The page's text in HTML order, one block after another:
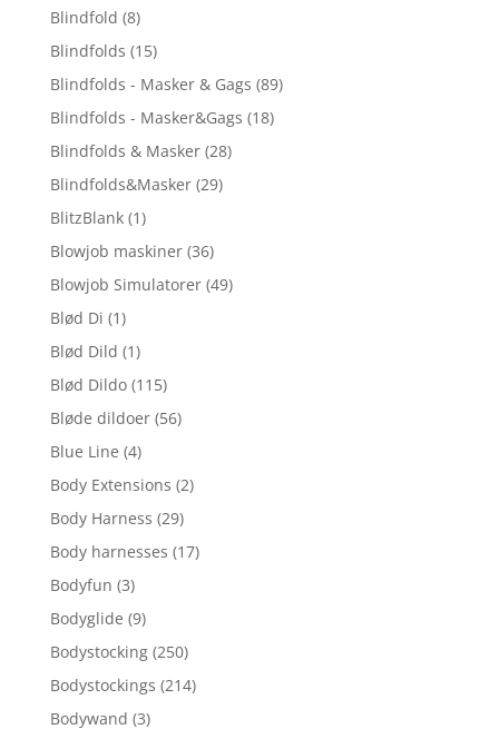
Blindfold (8)
Blindfolds (15)
Blindfolds - Masker & Gags (89)
Blindfolds - Masker&Gags (18)
Blindfolds & Masker (28)
Blindfolds&Masker (29)
BlitzBlank (1)
Blowjob maskiner (36)
Blowjob Simulatorer (49)
Blød Di (1)
Blød Dild (1)
Blød Dildo (115)
Bløde dildoer (56)
Blue Line (4)
Body Extensions (2)
Body Harness (29)
Body harnesses (17)
Bodyfun (3)
Bodyglide (9)
Bodystocking (250)
Bodystockings (214)
Bodywand (3)